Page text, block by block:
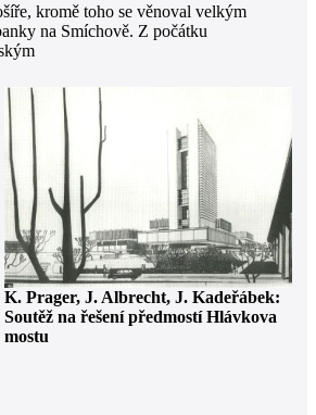
kromě toho se věnoval velkým
na Smíchově. Z počátku
K. Prager, J. Albrecht, J. Kadeřábek:
Soutěž na řešení předmostí Hlávkova
mostu